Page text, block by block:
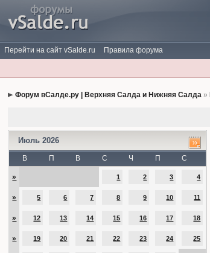
Перейти на сайт vSalde.ru Правила форума
Форум вСалде.ру | Верхняя Салда и Нижняя Салда »
Июль 2026
В П В С Ч П С
» 1 2 3 4
» 5 6 7 8 9 10 11
» 12 13 14 15 16 17 18
» 19 20 21 22 23 24 25